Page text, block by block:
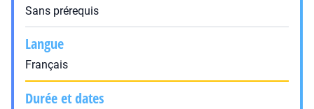
Sans prérequis
Langue
Français
Durée et dates